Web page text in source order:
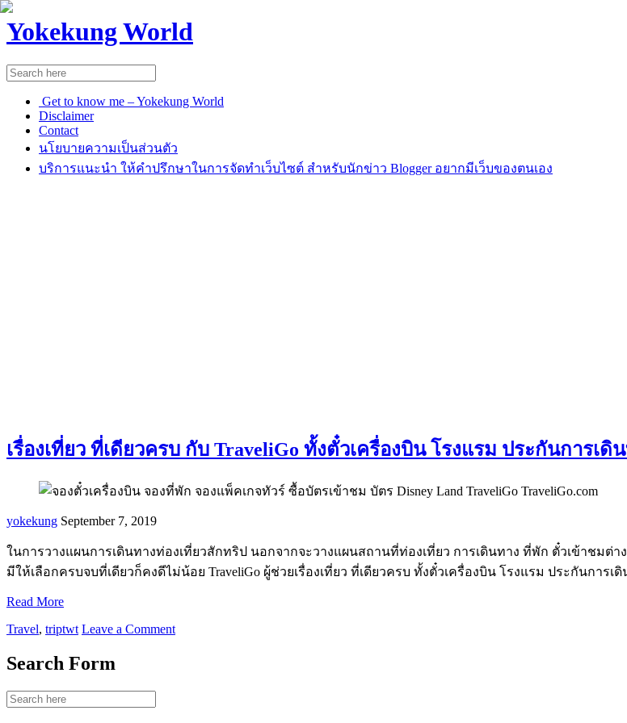
Yokekung World
Get to know me – Yokekung World
Disclaimer
Contact
นโยบายความเป็นส่วนตัว
บริการแนะนำ ให้คำปรึกษาในการจัดทำเว็บไซต์ สำหรับนักข่าว Blogger อยากมีเว็บของตนเอง
เรื่องเที่ยว ที่เดียวครบ กับ TraveliGo ทั้งตั๋วเครื่องบิน โรงแรม ประกันการเ
yokekung September 7, 2019
ในการวางแผนการเดินทางท่องเที่ยวสักทริป นอกจากจะวางแผนสถานที่ท่องเที่ยว การเดินทาง ที่พัก ตั๋วเข้าชม
มีให้เลือกครบจบที่เดียวก็คงดีไม่น้อย TraveliGo ผู้ช่วยเรื่องเที่ยว ที่เดียวครบ ทั้งตั๋วเครื่องบิน โรงแรม ประกันการ
Read More
Travel, triptwt Leave a Comment
Search Form